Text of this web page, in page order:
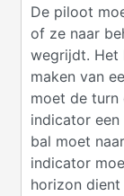
De piloot
of ze naar
wegrijdt. Het
maken van
moet de
indicator
bal moet
indicator
horizon